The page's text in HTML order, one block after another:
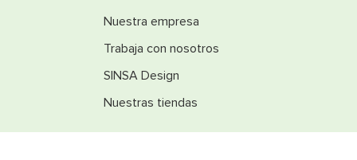
Nuestra empresa
Trabaja con nosotros
SINSA Design
Nuestras tiendas